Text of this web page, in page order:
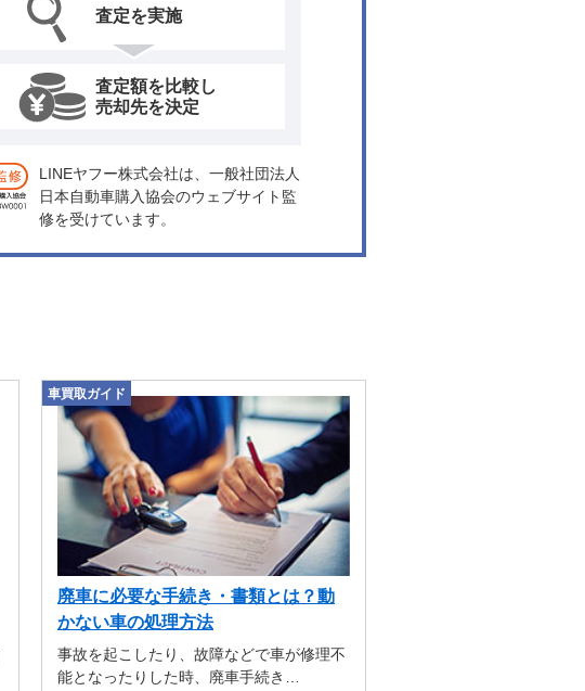
査定を実施
査定額を比較し
売却先を決定
LINEヤフー株式会社は、一般社団法人
日本自動車購入協会のウェブサイト監
修を受けています。
車買取ガイド
廃車に必要な手続き・書類とは？動
かない車の処理方法
事故を起こしたり、故障などで車が修理不
能となったりした時、廃車手続き…